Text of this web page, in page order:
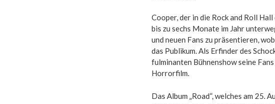
Cooper, der in die Rock and Roll
bis zu sechs Monate im Jahr
und neuen Fans zu präsentieren,
das Publikum. Als Erfinder des
fulminanten Bühnenshow seine
Horrorfilm.
Das Album „Road“, welches am 25.